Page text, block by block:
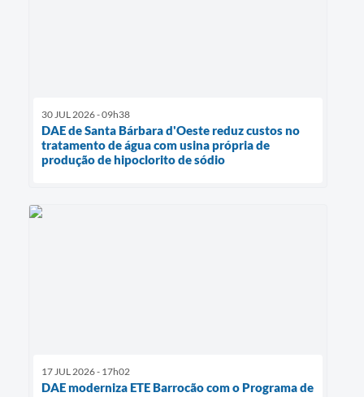
30 JUL 2026 - 09h38
DAE de Santa Bárbara d'Oeste reduz custos no
tratamento de água com usina própria de
produção de hipoclorito de sódio
17 JUL 2026 - 17h02
DAE moderniza ETE Barrocão com o Programa de